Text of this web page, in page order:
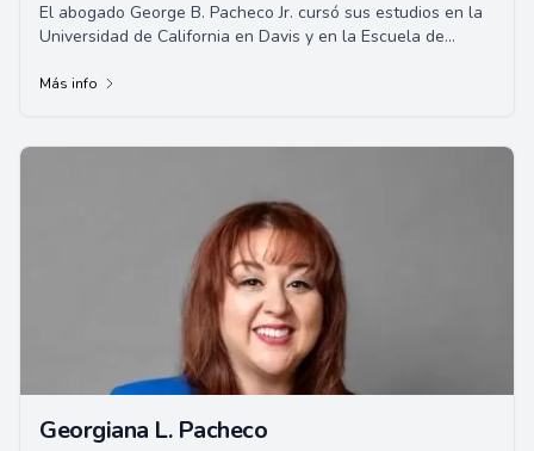
El abogado George B. Pacheco Jr. cursó sus estudios en la
Universidad de California en Davis y en la Escuela de
Más info
Georgiana L. Pacheco